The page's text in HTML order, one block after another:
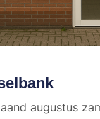
augustus